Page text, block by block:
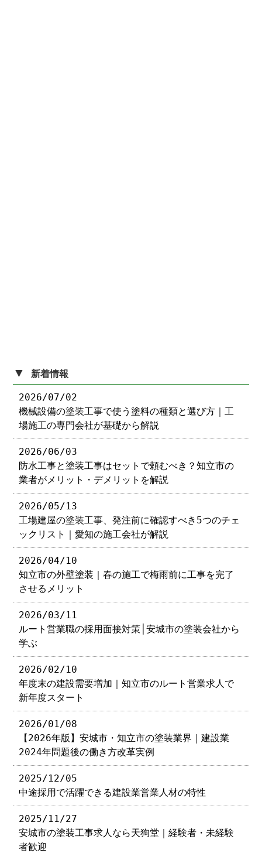
▼ 新着情報
2026/07/02
機械設備の塗装工事で使う塗料の種類と選び方｜工
場施工の専門会社が基礎から解説
2026/06/03
防水工事と塗装工事はセットで頼むべき？知立市の
業者がメリット・デメリットを解説
2026/05/13
工場建屋の塗装工事、発注前に確認すべき5つのチェ
ックリスト｜愛知の施工会社が解説
2026/04/10
知立市の外壁塗装｜春の施工で梅雨前に工事を完了
させるメリット
2026/03/11
ルート営業職の採用面接対策│安城市の塗装会社から
学ぶ
2026/02/10
年度末の建設需要増加｜知立市のルート営業求人で
新年度スタート
2026/01/08
【2026年版】安城市・知立市の塗装業界｜建設業
2024年問題後の働き方改革実例
2025/12/05
中途採用で活躍できる建設業営業人材の特性
2025/11/27
安城市の塗装工事求人なら天狗堂｜経験者・未経験
者歓迎